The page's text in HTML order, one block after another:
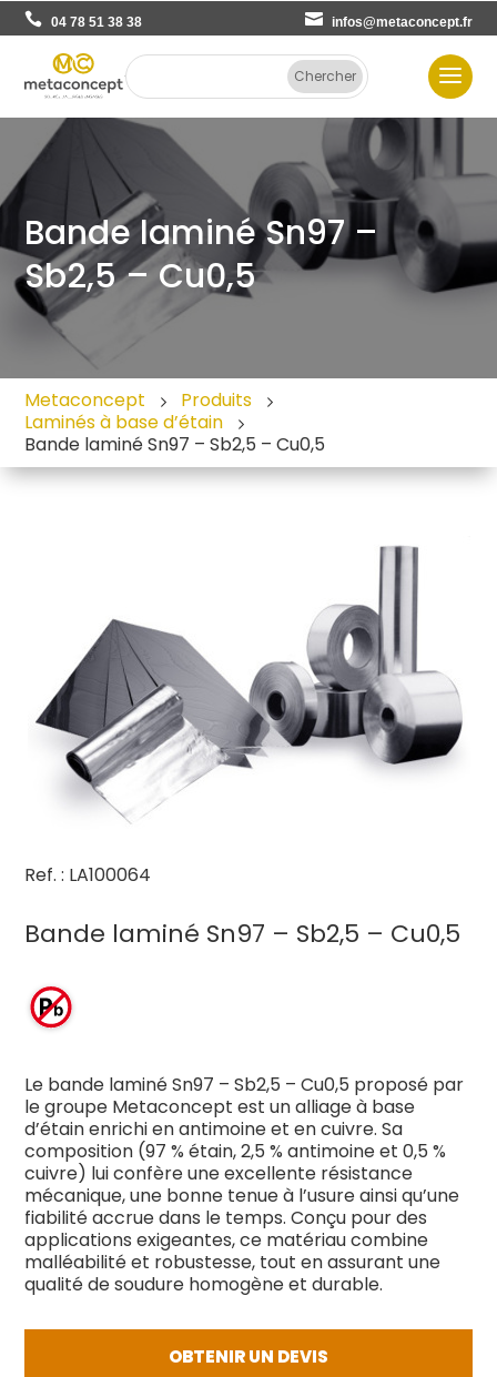
04 78 51 38 38 infos@metaconcept.fr
Bande laminé Sn97 –
Sb2,5 – Cu0,5
Metaconcept
Produits
Laminés à base d’étain
Bande laminé Sn97 – Sb2,5 – Cu0,5
Ref. : LA100064
Bande laminé Sn97 – Sb2,5 – Cu0,5
Le bande laminé Sn97 – Sb2,5 – Cu0,5 proposé par
le groupe Metaconcept est un alliage à base
d’étain enrichi en antimoine et en cuivre. Sa
composition (97 % étain, 2,5 % antimoine et 0,5 %
cuivre) lui confère une excellente résistance
mécanique, une bonne tenue à l’usure ainsi qu’une
fiabilité accrue dans le temps. Conçu pour des
applications exigeantes, ce matériau combine
malléabilité et robustesse, tout en assurant une
qualité de soudure homogène et durable.
OBTENIR UN DEVIS